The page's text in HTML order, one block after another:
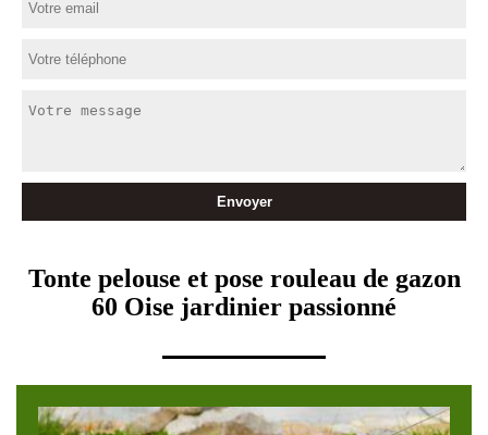
Tonte pelouse et pose rouleau de gazon
60 Oise jardinier passionné